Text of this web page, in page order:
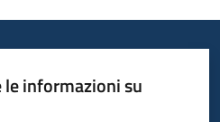
le informazioni su